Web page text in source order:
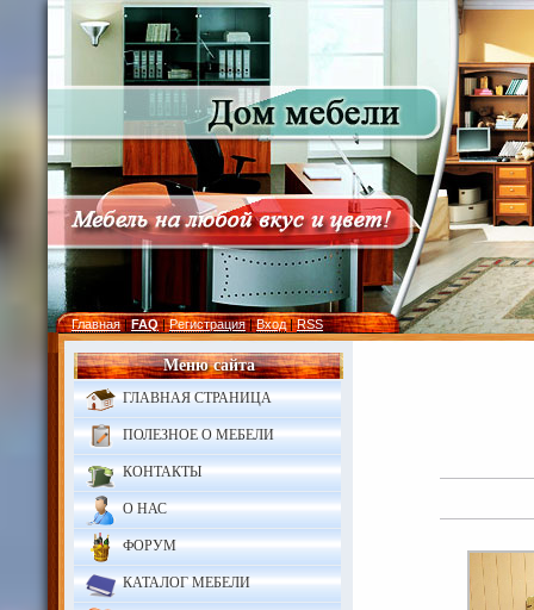
Главная|FAQ|Регистрация|Вход|RSS
Меню сайта
ГЛАВНАЯ СТРАНИЦА
ПОЛЕЗНОЕ О МЕБЕЛИ
КОНТАКТЫ
О НАС
ФОРУМ
КАТАЛОГ МЕБЕЛИ